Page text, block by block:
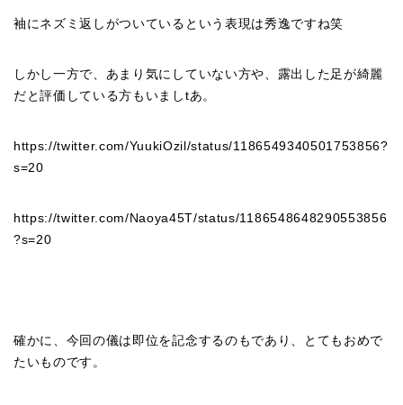
袖にネズミ返しがついているという表現は秀逸ですね笑
しかし一方で、あまり気にしていない方や、露出した足が綺麗
だと評価している方もいましtあ。
https://twitter.com/YuukiOzil/status/1186549340501753856?
s=20
https://twitter.com/Naoya45T/status/1186548648290553856
?s=20
確かに、今回の儀は即位を記念するのもであり、とてもおめで
たいものです。